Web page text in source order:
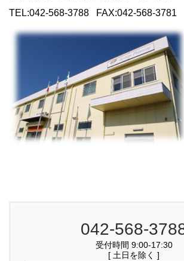
TEL:042-568-3788 FAX:042-568-3781
042-568-
受付時間 9:00-17:30
[ 土日を除く ]